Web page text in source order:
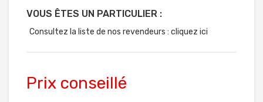
VOUS ÊTES UN PARTICULIER :
Consultez la liste de nos revendeurs : cliquez ici
Prix conseillé